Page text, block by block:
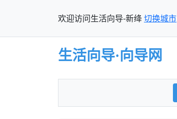
欢迎访问生活向导-新绛切换城市
生活向导·向导网